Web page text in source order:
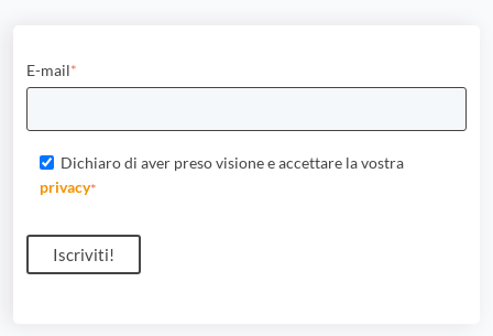
E-mail*
Dichiaro di aver preso visione e accettare la vostra
privacy*